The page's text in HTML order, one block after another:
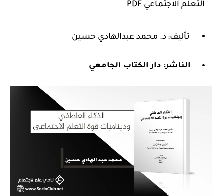
التعلم الاجتماعي PDF
تأليف: د. محمد عبدالهادي حسين
الناشر: دار الكتاب الجامعي